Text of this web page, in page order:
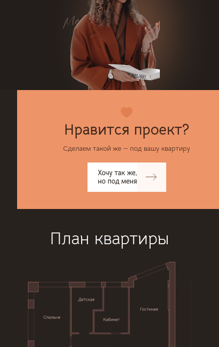
Нравится проект?
Сделаем такой же — под вашу квартиру
Хочу так же,
но под меня
План квартиры